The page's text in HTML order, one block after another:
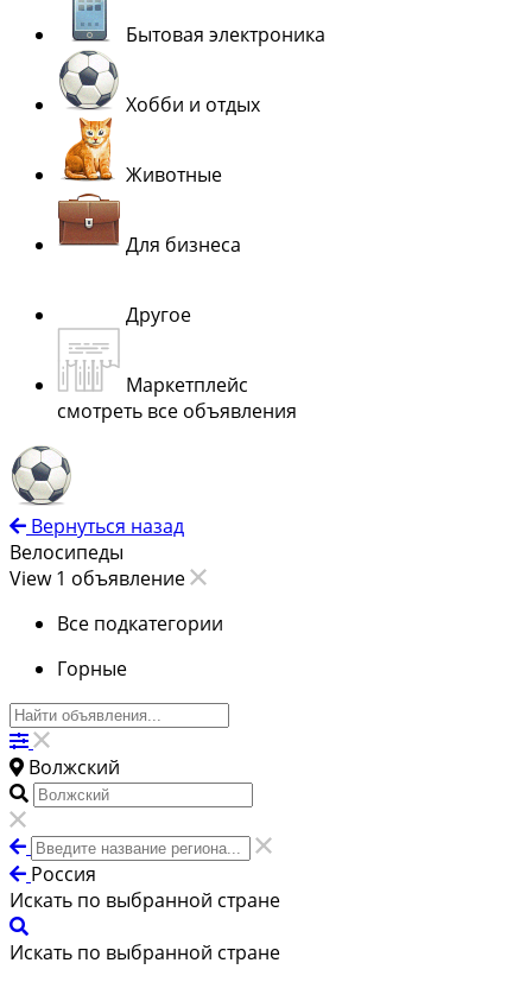
Бытовая электроника
Хобби и отдых
Животные
Для бизнеса
Другое
Маркетплейс
смотреть все объявления
Вернуться назад
Велосипеды
View 1 объявление
Все подкатегории
Горные
Волжский
Россия
Искать по выбранной стране
Искать по выбранной стране